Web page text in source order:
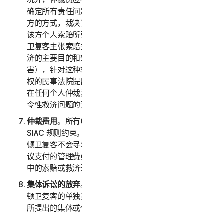
确定所有责任问题，仲裁员应仅以有利于寻求救济的一
方的方式，裁决宣告性救济或禁令性救济，并且仅限于
该方个人索赔所要求提供的救济范围内。如果您或诺顿
卫复客主张索赔并寻求公共禁令性救济（即：禁令性救
济的主要目的和效果是禁止非法行为未来对公众造成伤
害），针对这种救济的权利和程度，必须在有司法管辖
权的民事法院提出诉讼，而不是在仲裁中。双方同意，
在任何个人仲裁索赔的结果出来前，应中断任何公共禁
令性救济问题的诉讼。
仲裁费用。所有申请费、管理费和仲裁员费的支付均受
SIAC 规则约束。您必须支付 SIAC 的初始申请费。诺
顿卫复客不会寻求退还我们负责按照 SIAC 规则或本协
议支付的管理费或仲裁费，除非仲裁员发现您仲裁请求
中的索赔或救济过于轻率或基于不正当的目的。
集体诉讼的放弃。您和诺顿卫复客同意一方仅以您或诺
顿卫复客的单独资质对另一方提出索赔，而不作为任何
所提出的集体或代表诉讼中的原告或集体成员。此外，